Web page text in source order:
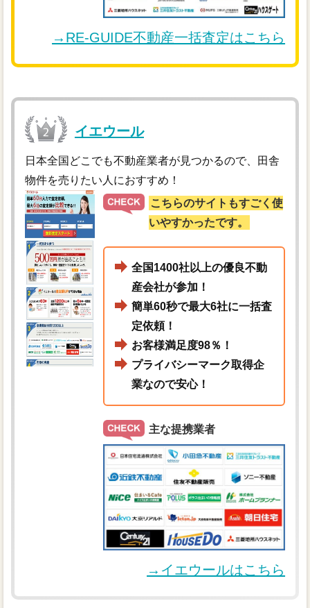
→RE-GUIDE不動産一括査定はこちら
イエウール
日本全国どこでも不動産業者が見つかるので、田舎
物件を売りたい人におすすめ！
こちらのサイトもすごく使
いやすかったです。
全国1400社以上の優良不動
産会社が参加！
簡単60秒で最大6社に一括査
定依頼！
お客様満足度98％！
プライバシーマーク取得企
業なので安心！
主な提携業者
→イエウールはこちら